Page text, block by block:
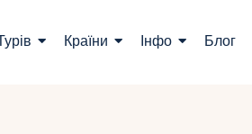
Країни Інфо Блог